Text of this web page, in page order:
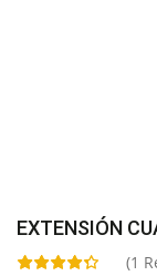
EXTENSIÓN
(1